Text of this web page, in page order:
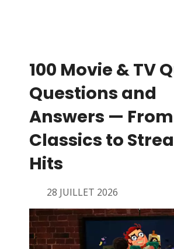
100 Movie & TV
Questions and
Answers — From
Classics to
Hits
28 JUILLET 2026